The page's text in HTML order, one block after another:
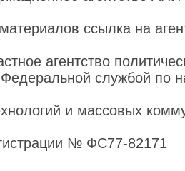
ссылка на
агентство
Федеральной службой по
и массовых
№ ФС77-82171